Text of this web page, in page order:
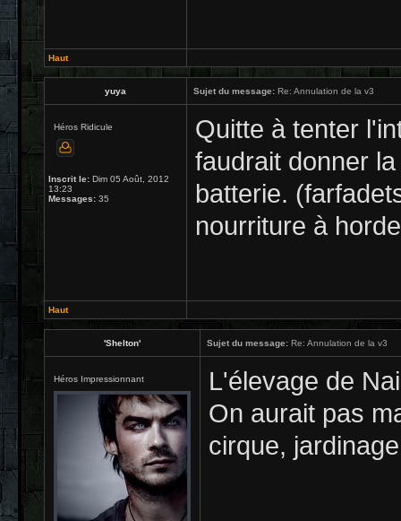
Haut
yuya Sujet du message: Re: Annulation de la v3
Héros Ridicule
Inscrit le: Dim 05 Août, 2012
13:23
Messages: 35
Quitte à tenter
faudrait donner
batterie.
nourriture à
Haut
'Shelton' Sujet du message: Re: Annulation de la v3
Héros Impressionnant
L'élevage de
On aurait pas
cirque,